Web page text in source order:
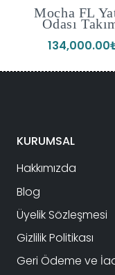
Mocha FL
Odası
134,000.00
KURUMSAL
Hakkımızda
Blog
Üyelik Sözleşmesi
Gizlilik Politikası
Geri Ödeme ve